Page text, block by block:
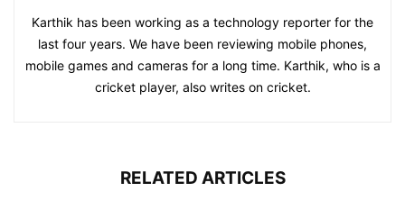
Karthik has been working as a technology reporter for the
last four years. We have been reviewing mobile phones,
mobile games and cameras for a long time. Karthik, who is a
cricket player, also writes on cricket.
RELATED ARTICLES